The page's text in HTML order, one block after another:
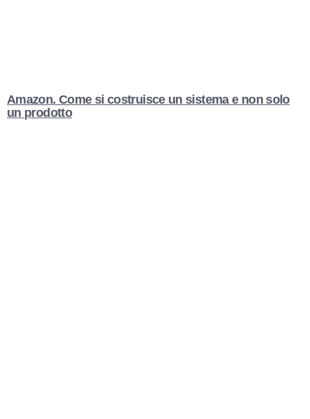
Amazon. Come si costruisce un sistema e non solo
un prodotto